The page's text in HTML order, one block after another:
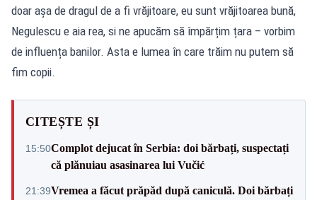
doar așa de dragul de a fi vrăjitoare, eu sunt vrăjitoarea bună,
Negulescu e aia rea, si ne apucăm să împărțim țara – vorbim
de influența banilor. Asta e lumea în care trăim nu putem să
fim copii.
CITEȘTE ȘI
15:50Complot dejucat în Serbia: doi bărbați, suspectați
că plănuiau asasinarea lui Vučić
21:39Vremea a făcut prăpăd după caniculă. Doi bărbați